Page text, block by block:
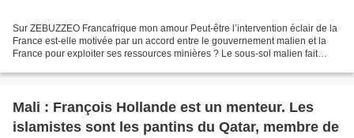
Sur ZEBUZZEO Francafrique mon amour Peut-être l’intervention éclair de la
France est-elle motivée par un accord entre le gouvernement malien et la
France pour exploiter ses ressources minières ? Le sous-sol malien fait
Mali : François Hollande est un menteur. Les
islamistes sont les pantins du Qatar, membre de